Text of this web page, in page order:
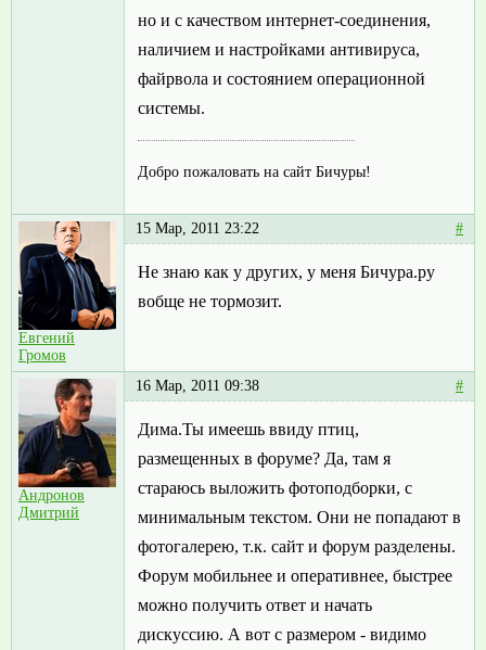
но и с качеством интернет-соединения,
наличием и настройками антивируса,
файрвола и состоянием операционной
системы.
Добро пожаловать на сайт Бичуры!
Евгений
Громов
15 Мар, 2011 23:22 #
Не знаю как у других, у меня Бичура.ру
вобще не тормозит.
Андронов
Дмитрий
16 Мар, 2011 09:38 #
Дима.Ты имеешь ввиду птиц,
размещенных в форуме? Да, там я
стараюсь выложить фотоподборки, с
минимальным текстом. Они не попадают в
фотогалерею, т.к. сайт и форум разделены.
Форум мобильнее и оперативнее, быстрее
можно получить ответ и начать
дискуссию. А вот с размером - видимо